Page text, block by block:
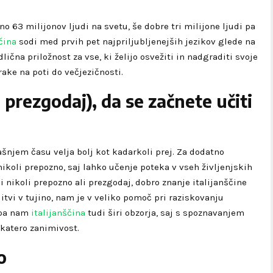
63 milijonov ljudi na svetu, še dobre tri milijone ljudi pa
sodi med prvih pet najpriljubljenejših jezikov glede na
priložnost za vse, ki želijo osvežiti in nadgraditi svoje
na poti do večjezičnosti.
da se začnete učiti
času velja bolj kot kadarkoli prej. Za dodatno
prepozno, saj lahko učenje poteka v vseh življenjskih
prepozno ali prezgodaj, dobro znanje italijanščine
v tujino, nam je v veliko pomoč pri raziskovanju
nam italijanščina tudi širi obzorja, saj s spoznavanjem
zanimivost.